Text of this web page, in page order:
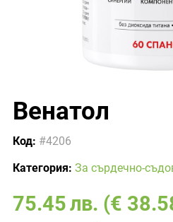
Венатол
Код: #4206
Категория: За сърдечно-
75.45лв. (€